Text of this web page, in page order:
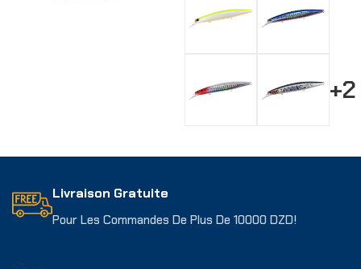
+2
Livraison Gratuite
Pour Les Commandes De Plus De 10000 DZD!